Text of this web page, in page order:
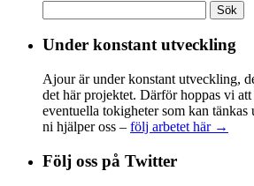
efter:
Under konstant utveckling
Ajour är under konstant utveckling,
det här projektet. Därför hoppas vi
eventuella tokigheter som kan tänkas
ni hjälper oss – följ arbetet här →
Följ oss på Twitter